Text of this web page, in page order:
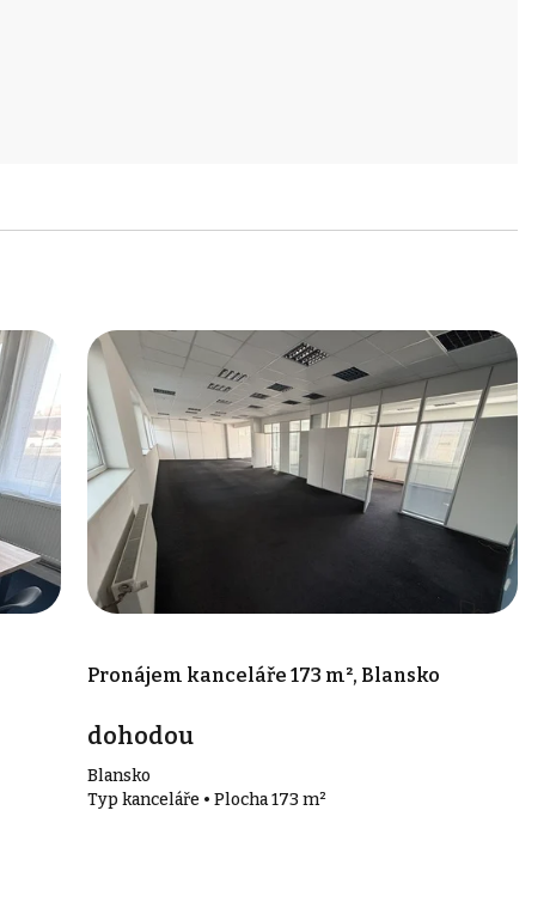
Pronájem kanceláře 173 m², Blansko
dohodou
Blansko
Typ kanceláře • Plocha 173 m²